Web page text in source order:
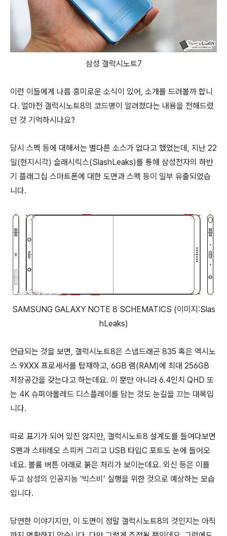
삼성 갤럭시노트7
이런 이들에게 나름 흥미로운 소식이 있어, 소개를 드려볼까 합니
다. 얼마전 갤럭시노트8의 코드명이 알려졌다는 내용을 전해드렸
던 것 기억하시나요?
당시 스펙 등에 대해서는 별다른 소스가 없다고 했었는데, 지난 22
일(현지시각) 슬래시릭스(SlashLeaks)를 통해 삼성전자의 하반
기 플래그십 스마트폰에 대한 도면과 스펙 등이 일부 유출되었습
니다.
SAMSUNG GALAXY NOTE 8 SCHEMATICS (이미지:Slas
hLeaks)
언급되는 것을 보면, 갤럭시노트8은 스냅드래곤 835 혹은 엑시노
스 9XXX 프로세서를 탑재하고, 6GB 램(RAM)에 최대 256GB
저장공간을 갖는다고 하는데요. 이 뿐만 아니라 6.4인치 QHD 또
는 4K 슈퍼아몰레드 디스플레이를 담는 것도 눈길을 끄는 대목입
니다.
따로 표기가 되어 있진 않지만, 갤럭시노트8 설계도를 들여다보면
S펜과 스테레오 스피커 그리고 USB 타입C 포트도 눈에 들어오
네요. 볼륨 버튼 아래로 붉은 처리가 보이는데요. 외신 등은 이를
두고 삼성의 인공지능 ‘빅스비’ 실행을 위한 것으로 예상하는 모습
입니다.
당연한 이야기지만, 이 도면이 정말 갤럭시노트8의 것인지는 아직